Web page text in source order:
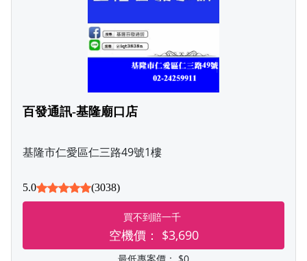
百發通訊-基隆廟口店
基隆市仁愛區仁三路49號1樓
5.0 (3038)
買不到賠一千
空機價： $3,690